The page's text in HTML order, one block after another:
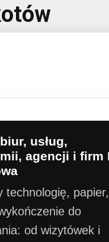
usług,
agencji i firm
technologię, papier,
do
od wizytówek i